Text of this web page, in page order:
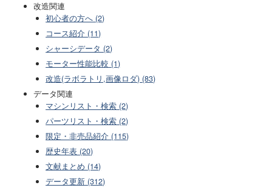
改造関連
初心者の方へ (2)
コース紹介 (11)
シャーシデータ (2)
モーター性能比較 (1)
改造(ラボラトリ,画像ロダ) (83)
データ関連
マシンリスト・検索 (2)
パーツリスト・検索 (2)
限定・非売品紹介 (115)
歴史年表 (20)
文献まとめ (14)
データ更新 (312)